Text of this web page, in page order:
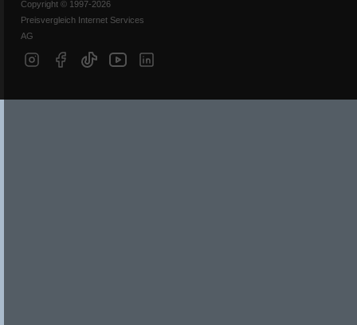
Copyright © 1997-2026
Preisvergleich Internet Services
AG